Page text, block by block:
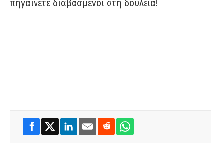
πηγαίνετε διαβασμένοι στη δουλειά!